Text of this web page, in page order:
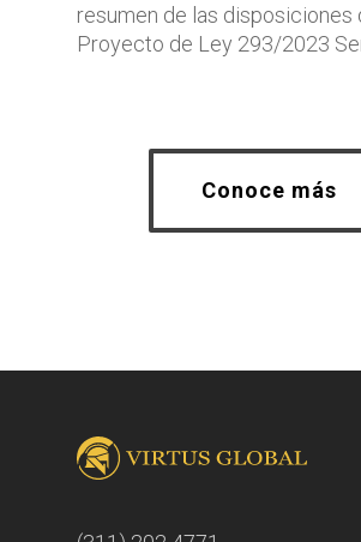
resumen de las disposiciones
Proyecto de Ley 293/2023
Conoce más